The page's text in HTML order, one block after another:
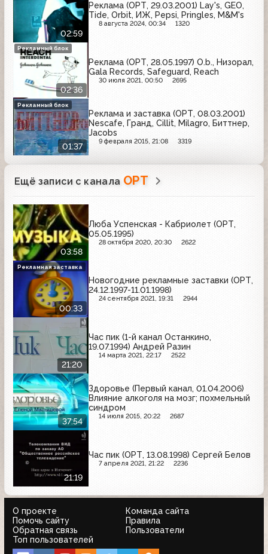
02:59
Реклама (ОРТ, 29.03.2001) Lay's, GEO,
Tide, Orbit, ИЖ, Pepsi, Pringles, M&M's
8 августа 2024, 00:34 1320
02:36
Реклама (ОРТ, 28.05.1997) O.b., Низорал,
Gala Records, Safeguard, Reach
30 июля 2021, 00:50 2695
Рекламный блок
01:37
Реклама и заставка (ОРТ, 08.03.2001)
Nescafe, Гранд, Cillit, Milagro, Биттнер,
Jacobs
9 февраля 2015, 21:08 3319
Рекламный блок
Ещё записи с канала ОРТ
03:58
Люба Успенская - Кабриолет (ОРТ,
05.05.1995)
28 октября 2020, 20:30 2622
00:33
Новогодние рекламные заставки (ОРТ,
24.12.1997-11.01.1998)
24 сентября 2021, 19:31 2944
Рекламная заставка
21:20
Час пик (1-й канал Останкино,
19.07.1994) Андрей Разин
14 марта 2021, 22:17 2522
37:54
Здоровье (Первый канал, 01.04.2006)
Влияние алкоголя на мозг; похмельный
синдром
14 июля 2015, 20:22 2687
21:19
Час пик (ОРТ, 13.08.1998) Сергей Белов
7 апреля 2021, 21:22 2236
О проекте
Команда сайта
Помочь сайту
Правила
Обратная связь
Пользователи
Топ пользователей